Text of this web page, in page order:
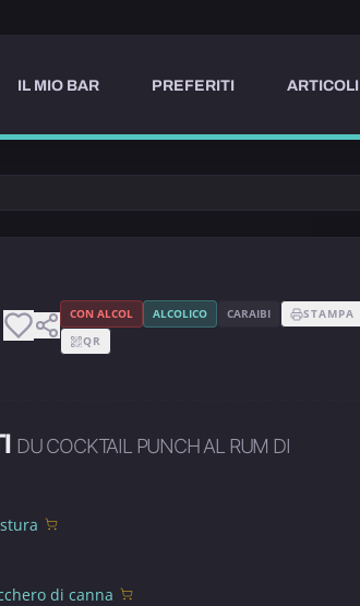
IL MIO BAR PREFERITI ARTICOLI
CON ALCOL ALCOLICO CARAIBI
STAMPA
QR
DU COCKTAIL PUNCH AL RUM DI
di canna